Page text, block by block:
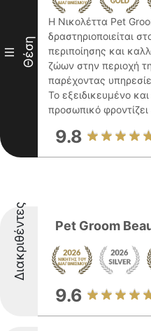
III Θέση
Η Νικολέττα Pet
δραστηριοποιείται
περιποίησης και
ζώων στην περιοχή
παρέχοντας
Το εξειδικευμένο
προσωπικό φροντίζει
9.8
Διακριθέντες Pet Groom
9.6